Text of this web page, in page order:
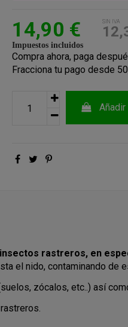
14,90 € SIN IVA
Impuestos incluidos
Compra ahora, paga
Fracciona tu pago desde
Añadir
rastreros, en
el nido, contaminando de
zócalos, etc..) así